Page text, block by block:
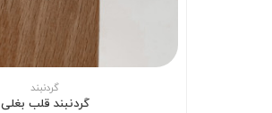
گردنبند
گردنبند قلب بغلی